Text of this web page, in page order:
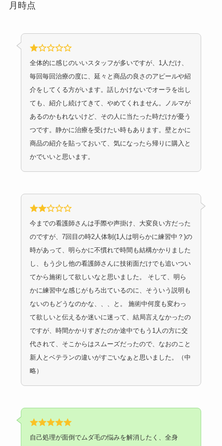
月時点
全体的に感じのいいスタッフが多いですが、1人だけ、
毎回毎回治療の度に、延々と商品の良さのアピールや紹
介をしてくる方がいます。話しかけないでオーラを出し
ても、紹介し続けてきて、やめてくれません。ノルマが
あるのかもれないけど、その人に当たった時だけが憂う
つです。静かに治療を受けたい時もあります。壁とかに
商品の紹介を貼っておいて、気になったら帰りに購入と
かでいいと思います。
今までの看護師さんは手際や声掛け、大変良い方だった
のですが、7回目の時2人体制(1人は明らかに練習中？)の
時があって、明らかに不慣れで時間も結構かかりました
し、もう少し他の看護師さんに技術面だけでも追いつい
てから施術して欲しいなと思いました。 そして、明ら
かに練習中な感じがもろ出ているのに、そういう説明も
ないのもどうなのかな、、、と。 施術中何度も変わっ
て欲しいと伝えるか迷いに迷って、結局言えなかったの
ですが、時間かかりすぎたのか途中でもう1人の方に交
代されて、そこからはスムーズだったので、なおのこと
新人とベテランの違いがすごいなぁと思いました。（中
略）
自己処理が面倒でムダ毛の悩みを解消したく、全身